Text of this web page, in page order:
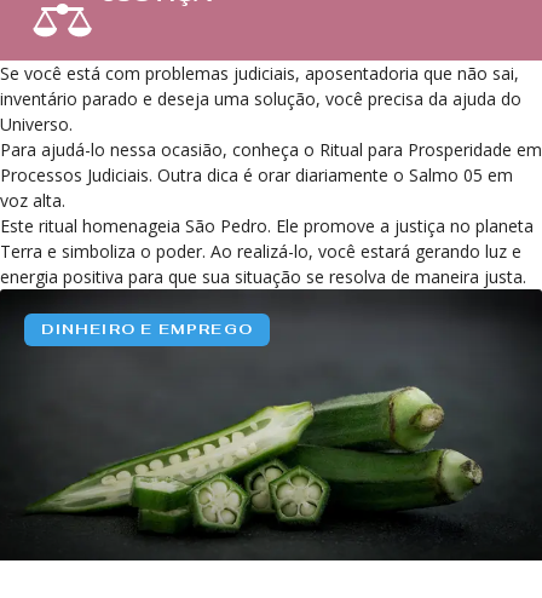
Se você está com problemas judiciais, aposentadoria que não sai,
inventário parado e deseja uma solução, você precisa da ajuda do
Universo.
Para ajudá-lo nessa ocasião, conheça o Ritual para Prosperidade em
Processos Judiciais. Outra dica é orar diariamente o Salmo 05 em
voz alta.
Este ritual homenageia São Pedro. Ele promove a justiça no planeta
Terra e simboliza o poder. Ao realizá-lo, você estará gerando luz e
energia positiva para que sua situação se resolva de maneira justa.
DINHEIRO E EMPREGO